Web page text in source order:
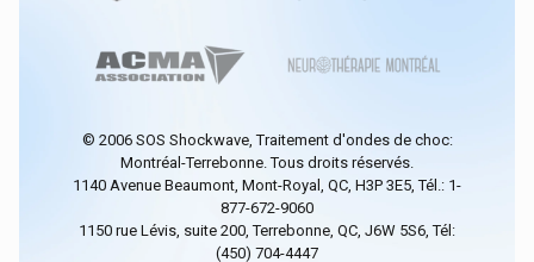
© 2006 SOS Shockwave, Traitement d'ondes de choc:
Montréal-Terrebonne. Tous droits réservés.
1140 Avenue Beaumont, Mont-Royal, QC, H3P 3E5, Tél.: 1-
877-672-9060
1150 rue Lévis, suite 200, Terrebonne, QC, J6W 5S6, Tél:
(450) 704-4447